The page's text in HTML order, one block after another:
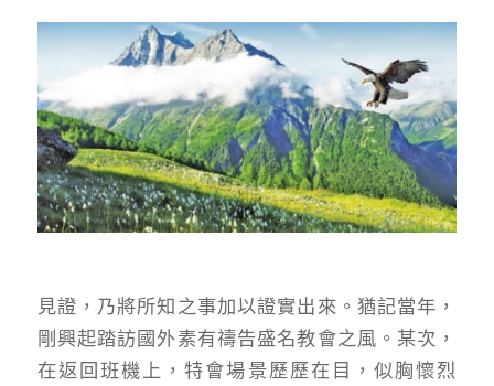
見證，乃將所知之事加以證實出來。猶記當年，
剛興起踏訪國外素有禱告盛名教會之風。某次，
在返回班機上，特會場景歷歷在目，似胸懷烈